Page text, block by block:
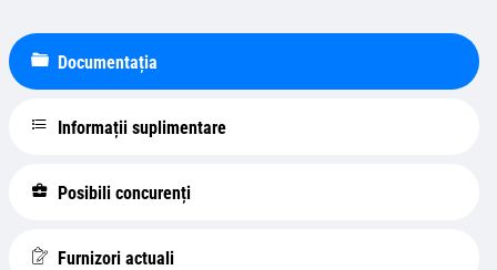
Documentația
Informații suplimentare
Posibili concurenți
Furnizori actuali